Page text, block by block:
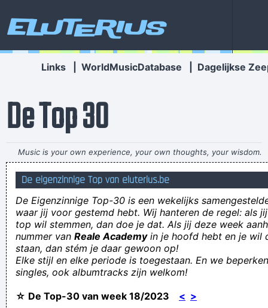
Eluterius
Links WorldMusicDatabase Dagelijkse
De Top 30
Music is your own experience, your own thoughts, your wisdom.
If you don't live it, it won't come out of your horn. They teach
you there's a boundary line to music. But, man, there's no
boundary line to art. ~ Charlie Parker
hoe gaat het dit is online shop er zijn vele soorten laptop,
mobiele telefoon, camera, televisie .... de laagste prijs, het gratis
Verzendmethode
"Delen is lief" toevoegen aan een bericht is gay!
Flat earthers dont need an astronomer to prove that the earth is
De eigenzinnige Top van eluterius.be
De Eigenzinnige Top-30 is een wekelijks
waar jij voor gestemd hebt. Wij hanteren de regel: als
top wil stemmen, dan doe je dat. Als jij deze week
nummer van Reale Academyin je hoofd hebt en je wil
staan, dan stém je daar gewoon op!
Elke stijl en elke periode is toegestaan. En we
singles, ook albumtracks zijn welkom!
☆ De Top-30 van week 18/2023 < >